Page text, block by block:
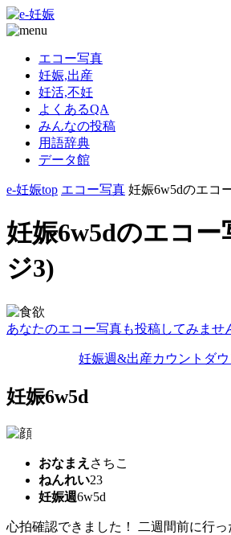
エコー写真
妊娠,出産
妊活,不妊
よくあるQA
みんなの投稿
用語辞典
データ館
e-妊娠top エコー写真 妊娠6w5dのエコ
妊娠6w5dのエコー
ジ3)
あなたのエコー写真も投稿してみませ
妊娠週&出産カウントダ
妊娠6w5d
おなまえ さちこ
ねんれい23
妊娠週6w5d
心拍確認できました！ 二週間前に行